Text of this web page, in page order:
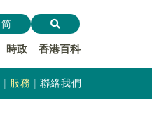
時政 香港百科
简
服務 聯絡我們